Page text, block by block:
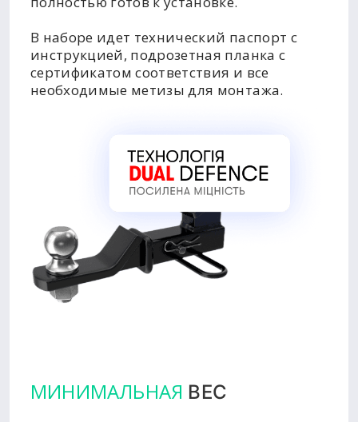
В наборе идет технический паспорт с
инструкцией, подрозетная планка с
сертификатом соответствия и все
необходимые метизы для монтажа.
МИНИМАЛЬНАЯ ВЕС